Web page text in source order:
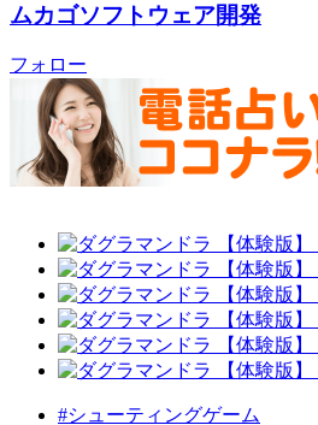
ムカゴソフトウェア開発
フォロー
#シューティングゲーム